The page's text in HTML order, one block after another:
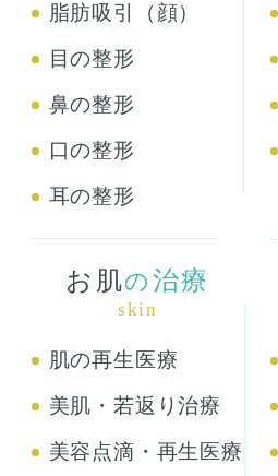
脂肪吸引（顔）
目の整形
鼻の整形
口の整形
耳の整形
お肌の 治療
skin
肌の再生医療
美肌・若返り治療
美容点滴・再生医療